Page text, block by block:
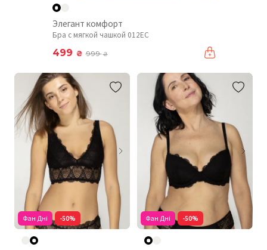
Элегант комфорт
Бра с мягкой чашкой 012EC
499 ₴ 999₴
Фан Дні -50% Фан Дні -50%